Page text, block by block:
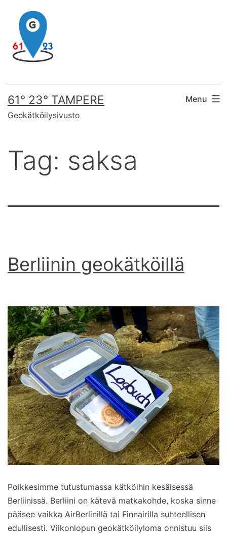
content
61° 23° TAMPERE
Geokätköilysivusto
Menu
Tag: saksa
Berliinin geokätköillä
Poikkesimme tutustumassa kätköihin kesäisessä
Berliinissä. Berliini on kätevä matkakohde, koska sinne
pääsee vaikka AirBerlinillä tai Finnairilla suhteellisen
edullisesti. Viikonlopun geokätköilyloma onnistuu siis